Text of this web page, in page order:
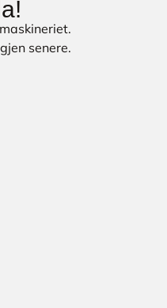
senere.